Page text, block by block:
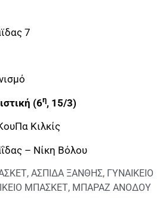
7
(6η, 15/3)
Κιλκίς
– Νίκη Βόλου
, ΑΣΠΙΔΑ ΞΑΝΘΗΣ, ΓΥΝΑΙΚΕΙΟ
ΜΠΑΣΚΕΤ, ΜΠΑΡΑΖ ΑΝΟΔΟΥ